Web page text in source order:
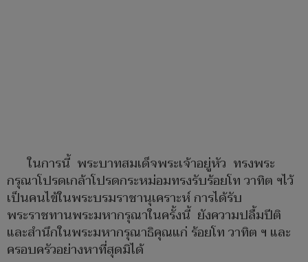
ในการนี้ พระบาทสมเด็จพระเจ้าอยู่หัว ทรงพระ
กรุณาโปรดเกล้าโปรดกระหม่อมทรงรับร้อยโท วาทิต ฯไว้
เป็นคนไข้ในพระบรมราชานุเคราะห์ การได้รับ
พระราชทานพระมหากรุณาในครั้งนี้ ยังความปลื้มปีติ
และสำนึกในพระมหากรุณาธิคุณแก่ ร้อยโท วาทิต ฯ และ
ครอบครัวอย่างหาที่สุดมิได้